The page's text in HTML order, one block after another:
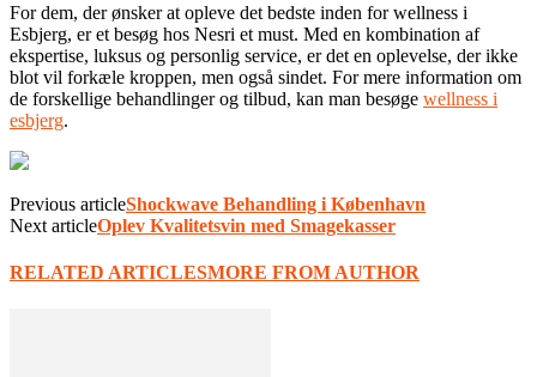
For dem, der ønsker at opleve det bedste inden for wellness i
Esbjerg, er et besøg hos Nesri et must. Med en kombination af
ekspertise, luksus og personlig service, er det en oplevelse, der ikke
blot vil forkæle kroppen, men også sindet. For mere information om
de forskellige behandlinger og tilbud, kan man besøge wellness i
esbjerg.
Previous articleShockwave Behandling i København
Next articleOplev Kvalitetsvin med Smagekasser
RELATED ARTICLESMORE FROM AUTHOR